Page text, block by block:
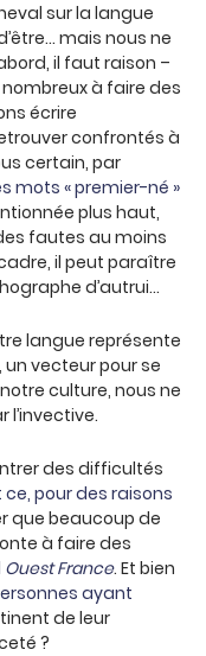
sur la langue
mais nous ne
il faut raison –
à faire des
écrire
confrontés à
certain, par
mots « premier-né »
plus haut,
fautes au moins
il peut paraître
d’autrui…
langue représente
vecteur pour se
culture, nous ne
des difficultés
ce, pour des raisons
que beaucoup de
à faire des
Ouest France. Et bien
ayant
de leur
?